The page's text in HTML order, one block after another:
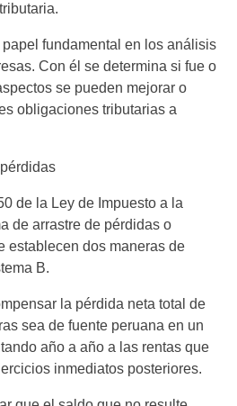
fundamental en los análisis
Con él se determina si fue o
se pueden mejorar o
obligaciones tributarias a
de la Ley de Impuesto a la
de arrastre de pérdidas o
establecen dos maneras de
B.
la pérdida neta total de
sea de fuente peruana en un
año a año a las rentas que
inmediatos posteriores.